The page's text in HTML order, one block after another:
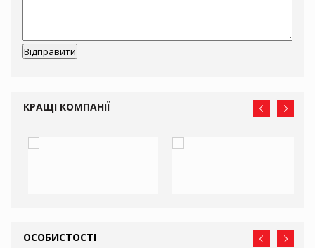
КРАЩІ КОМПАНІЇ
ОСОБИСТОСТІ